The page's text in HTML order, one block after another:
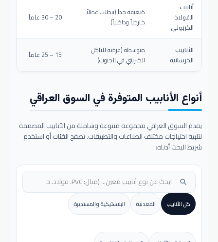
أنابيب
الفولاذ
الكربوني
ضعيفة جداً (تتطلب عطلاً
خارجياً وداخلياً)
20 – 30 عاماً
الأنابيب
الخرسانية
متوسطة (عرضة للتآكل
الكبريتي في الجنوب)
15 – 25 عاماً
أنواع الأنابيب المتوفرة في السوق العراقي
يقدم السوق العراقي مجموعة متنوعة وشاملة من الأنابيب المصممة
لتلبية احتياجات مختلف الصناعات والتطبيقات. تصفح الفئات أو استخدم
شريط البحث أدناه:
search
كل الأنابيب المعدنية البلاستيكية والمستديرة